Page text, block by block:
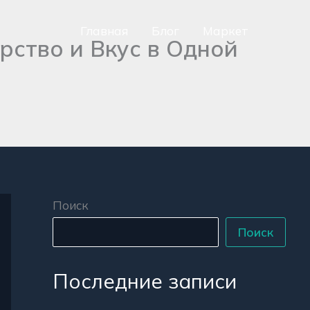
и Вкус в Одной
Поиск
Поиск
Последние записи